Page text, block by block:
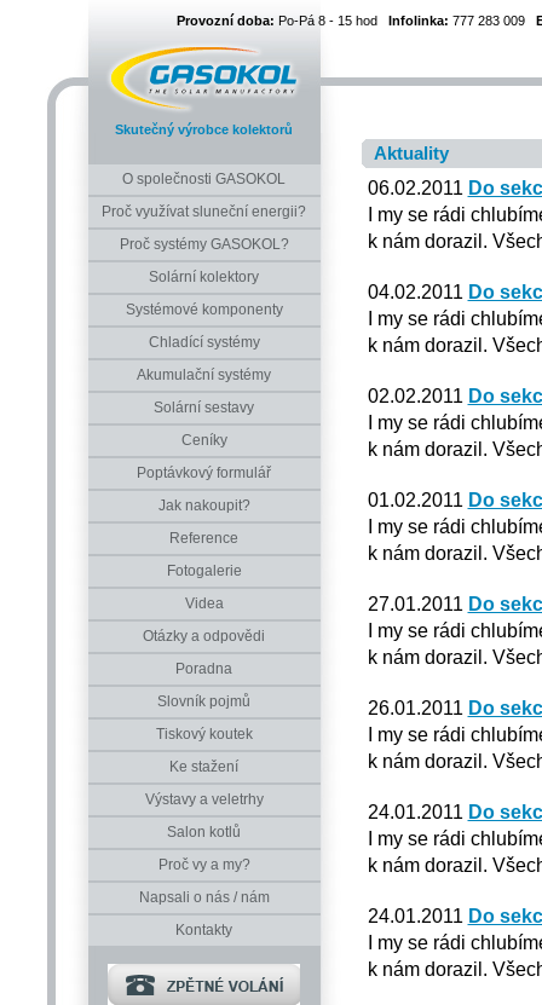
Provozní doba: Po-Pá 8 - 15 hod Infolinka: 777 283 009
Skutečný výrobce kolektorů
O společnosti GASOKOL
Proč využívat sluneční energii?
Proč systémy GASOKOL?
Solární kolektory
Systémové komponenty
Chladící systémy
Akumulační systémy
Solární sestavy
Ceníky
Poptávkový formulář
Jak nakoupit?
Reference
Fotogalerie
Videa
Otázky a odpovědi
Poradna
Slovník pojmů
Tiskový koutek
Ke stažení
Výstavy a veletrhy
Salon kotlů
Proč vy a my?
Napsali o nás / nám
Kontakty
Aktuality
06.02.2011 Do
I my se rádi
k nám dorazil.
04.02.2011 Do
I my se rádi
k nám dorazil.
02.02.2011 Do
I my se rádi
k nám dorazil.
01.02.2011 Do
I my se rádi
k nám dorazil.
27.01.2011 Do
I my se rádi
k nám dorazil.
26.01.2011 Do
I my se rádi
k nám dorazil.
24.01.2011 Do
I my se rádi
k nám dorazil.
24.01.2011 Do
I my se rádi
k nám dorazil.